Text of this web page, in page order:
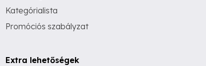
Kategórialista
Promóciós szabályzat
Extra lehetőségek